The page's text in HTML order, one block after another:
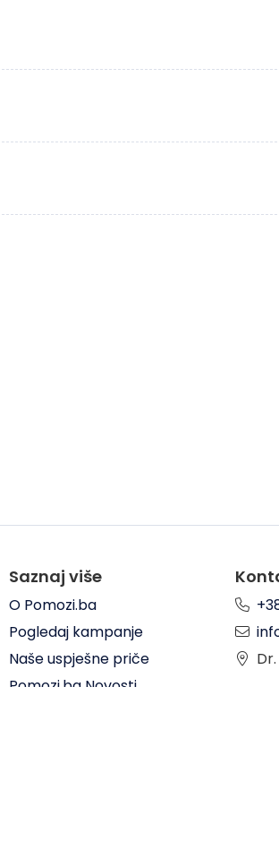
Saznaj više
O Pomozi.ba
Pogledaj kampanje
Naše uspješne priče
Pomozi.ba Novosti